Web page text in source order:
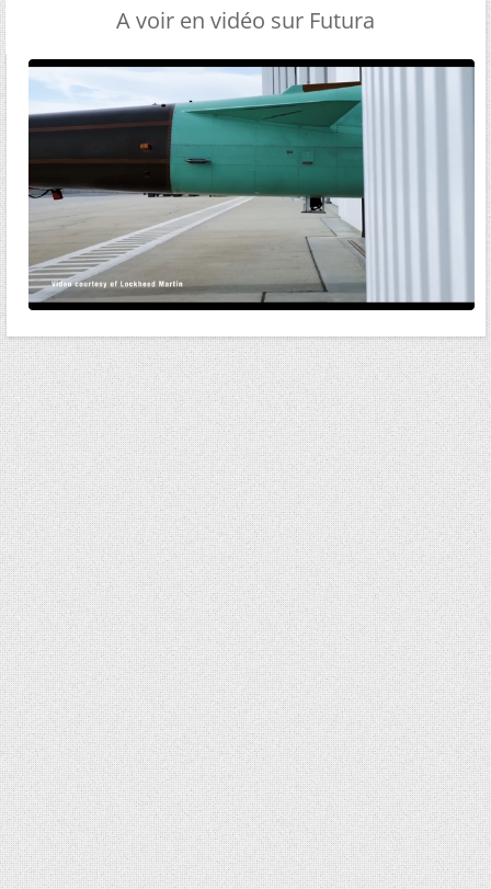
A voir en vidéo sur Futura